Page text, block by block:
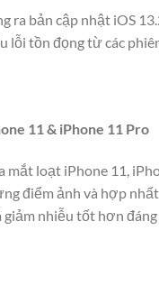
ra bản cập nhật iOS
lỗi tồn đọng từ các
11 & iPhone 11 Pro
loạt iPhone 11,
điểm ảnh và hợp
nhiễu tốt hơn